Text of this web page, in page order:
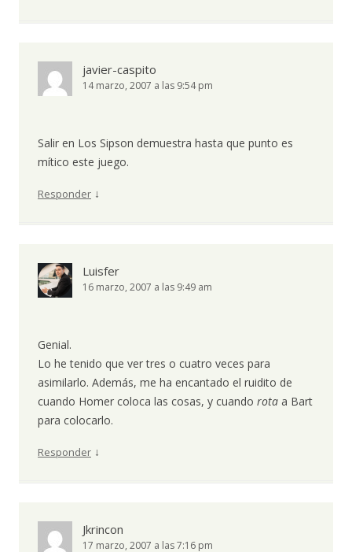
javier-caspito
14 marzo, 2007 a las 9:54 pm
Salir en Los Sipson demuestra hasta que punto es
mítico este juego.
Responder ↓
Luisfer
16 marzo, 2007 a las 9:49 am
Genial.
Lo he tenido que ver tres o cuatro veces para
asimilarlo. Además, me ha encantado el ruidito de
cuando Homer coloca las cosas, y cuando rota a Bart
para colocarlo.
Responder ↓
Jkrincon
17 marzo, 2007 a las 7:16 pm